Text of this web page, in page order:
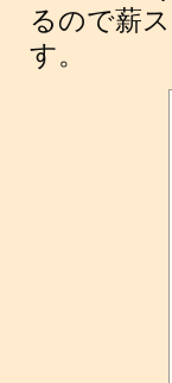
るので薪
す。